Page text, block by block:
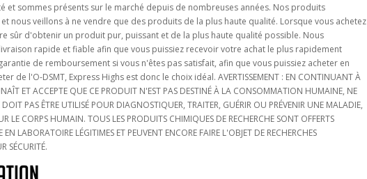
et sommes présents sur le marché depuis de nombreuses années. Nos produits
nous veillons à ne vendre que des produits de la plus haute qualité. Lorsque vous achetez
sûr d'obtenir un produit pur, puissant et de la plus haute qualité possible. Nous
rapide et fiable afin que vous puissiez recevoir votre achat le plus rapidement
de remboursement si vous n'êtes pas satisfait, afin que vous puissiez acheter en
de l'O-DSMT, Express Highs est donc le choix idéal. AVERTISSEMENT : EN CONTINUANT À
ET ACCEPTE QUE CE PRODUIT N'EST PAS DESTINÉ À LA CONSOMMATION HUMAINE, NE
PAS ÊTRE UTILISÉ POUR DIAGNOSTIQUER, TRAITER, GUÉRIR OU PRÉVENIR UNE MALADIE,
LE CORPS HUMAIN. TOUS LES PRODUITS CHIMIQUES DE RECHERCHE SONT OFFERTS
LABORATOIRE LÉGITIMES ET PEUVENT ENCORE FAIRE L'OBJET DE RECHERCHES
SÉCURITÉ.